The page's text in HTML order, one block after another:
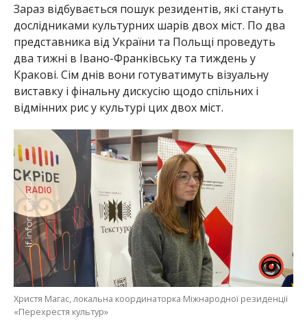
Зараз відбувається пошук резидентів, які стануть
дослідниками культурних шарів двох міст. По два
представника від України та Польщі проведуть
два тижні в Івано-Франківську та тиждень у
Кракові. Сім днів вони готуватимуть візуальну
виставку і фінальну дискусію щодо спільних і
відмінних рис у культурі цих двох міст.
Христя Магас, локальна координаторка Міжнародної резиденції
«Перехрестя культур»